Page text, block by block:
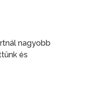
nagyobb
és